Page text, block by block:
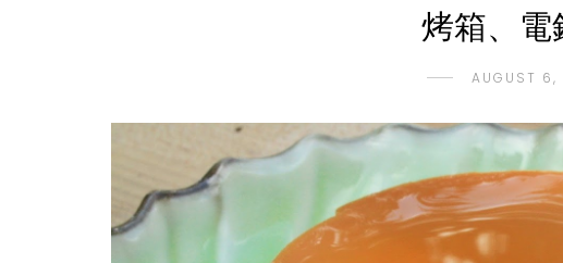
烤箱、電
AUGUST 6,